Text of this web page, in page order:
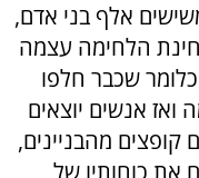
אלף בני אדם,
הלחימה עצמה
כלומר שכבר חלפו
אנשים יוצאים
קופצים מהבניינים,